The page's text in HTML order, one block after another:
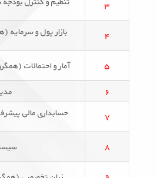
۳
۴
۵ آمار و احتمالات (همگروه با آمار کاربردی۲ –
۶
۷
۸